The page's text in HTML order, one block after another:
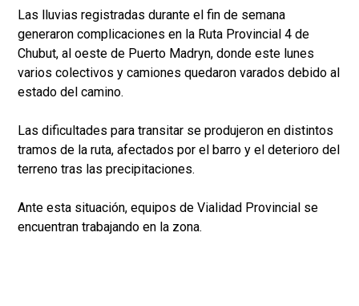
Las lluvias registradas durante el fin de semana
generaron complicaciones en la Ruta Provincial 4 de
Chubut, al oeste de Puerto Madryn, donde este lunes
varios colectivos y camiones quedaron varados debido al
estado del camino.
Las dificultades para transitar se produjeron en distintos
tramos de la ruta, afectados por el barro y el deterioro del
terreno tras las precipitaciones.
Ante esta situación, equipos de Vialidad Provincial se
encuentran trabajando en la zona.